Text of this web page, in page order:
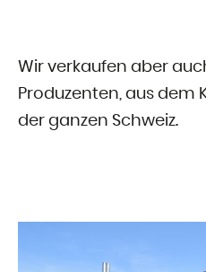
Wir verkaufen aber
Produzenten, aus dem
der ganzen Schweiz.